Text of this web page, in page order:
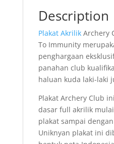
Description
Plakat AkrilikArchery
To Immunity
penghargaan
panahan club
haluan kuda laki-laki
Plakat Archery Club
dasar full akrilik
plakat sampai
Uniknyan plakat ini